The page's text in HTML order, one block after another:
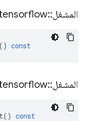
المشغل::
() const
المشغل::
() const